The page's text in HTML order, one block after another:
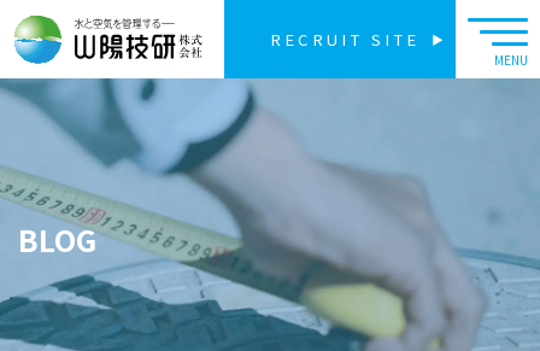
RECRUIT SITE
BLOG